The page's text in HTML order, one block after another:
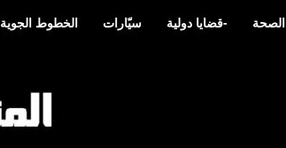
الخطوط الجوية سيّارات -قضايا دولية الصحة